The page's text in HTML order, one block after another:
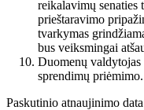
reikalavimų senaties
prieštaravimo
tvarkymas
bus veiksmingai
Duomenų
sprendimų priėmimo.
Paskutinio atnaujinimo